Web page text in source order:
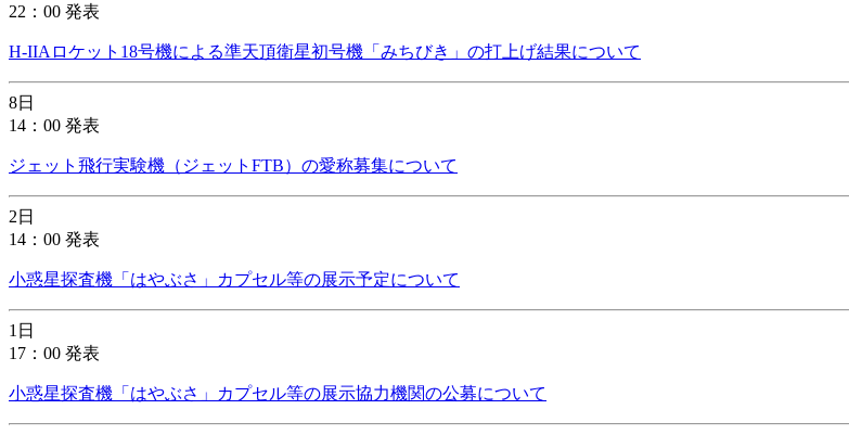
22：00 発表
H-IIAロケット18号機による準天頂衛星初号機「みちびき」の打上げ結果について
8日
14：00 発表
ジェット飛行実験機（ジェットFTB）の愛称募集について
2日
14：00 発表
小惑星探査機「はやぶさ」カプセル等の展示予定について
1日
17：00 発表
小惑星探査機「はやぶさ」カプセル等の展示協力機関の公募について